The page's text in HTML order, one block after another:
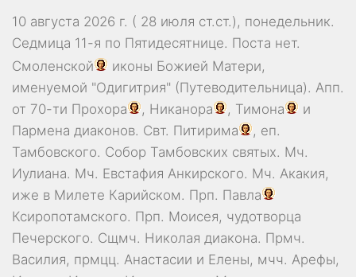
10 августа 2026 г. ( 28 июля ст.ст.), понедельник.
Седмица 11-я по Пятидесятнице. Поста нет.
Смоленской
иконы Божией Матери,
именуемой "Одигитрия" (Путеводительница). Апп.
от 70-ти Прохора , Никанора , Тимона
и
Пармена диаконов. Свт. Питирима
, еп.
Тамбовского. Собор Тамбовских святых. Мч.
Иулиана. Мч. Евстафия Анкирского. Мч. Акакия,
иже в Милете Карийском. Прп. Павла
Ксиропотамского. Прп. Моисея, чудотворца
Печерского. Сщмч. Николая диакона. Прмч.
Василия, прмцц. Анастасии и Елены, мчч. Арефы,